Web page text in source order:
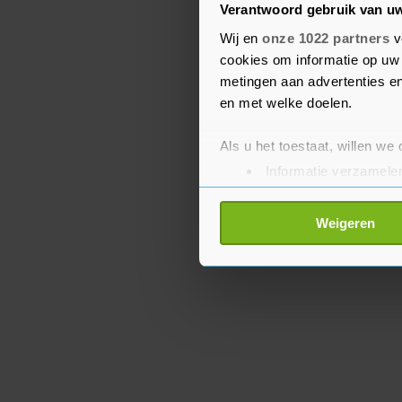
Verantwoord gebruik van
Wij en onze 1022 partners
cookies om informatie op
metingen aan advertenties
en met welke doelen.
Als u het toestaat, willen we
Informatie
Uw apparaat
Lees meer over hoe uw
toestemming op elk moment
Weigeren
Volgens een
voor de helft eigenaar
betaald. De partijen
geen financiële details